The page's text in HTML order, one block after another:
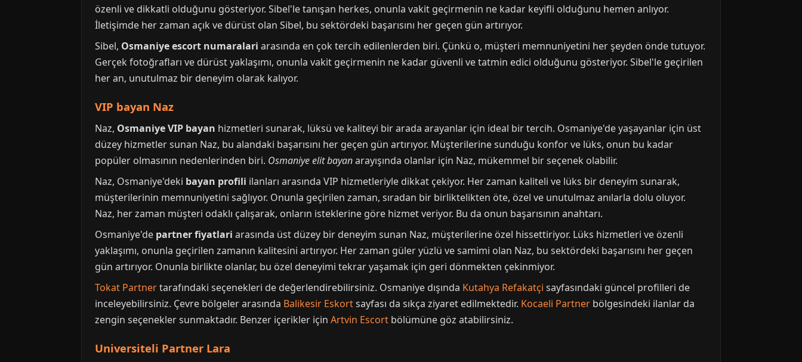
özenli ve dikkatli olduğunu gösteriyor. Sibel'le tanışan herkes, onunla vakit geçirmenin ne kadar keyifli olduğunu hemen anlıyor.
İletişimde her zaman açık ve dürüst olan Sibel, bu sektördeki başarısını her geçen gün artırıyor.
Sibel, Osmaniye escort numaralari arasında en çok tercih edilenlerden biri. Çünkü o, müşteri memnuniyetini her şeyden önde tutuyor.
Gerçek fotoğrafları ve dürüst yaklaşımı, onunla vakit geçirmenin ne kadar güvenli ve tatmin edici olduğunu gösteriyor. Sibel'le geçirilen
her an, unutulmaz bir deneyim olarak kalıyor.
VIP bayan Naz
Naz, Osmaniye VIP bayan hizmetleri sunarak, lüksü ve kaliteyi bir arada arayanlar için ideal bir tercih. Osmaniye'de yaşayanlar için üst
düzey hizmetler sunan Naz, bu alandaki başarısını her geçen gün artırıyor. Müşterilerine sunduğu konfor ve lüks, onun bu kadar
popüler olmasının nedenlerinden biri. Osmaniye elit bayanarayışında olanlar için Naz, mükemmel bir seçenek olabilir.
Naz, Osmaniye'deki bayan profili ilanları arasında VIP hizmetleriyle dikkat çekiyor. Her zaman kaliteli ve lüks bir deneyim sunarak,
müşterilerinin memnuniyetini sağlıyor. Onunla geçirilen zaman, sıradan bir birliktelikten öte, özel ve unutulmaz anılarla dolu oluyor.
Naz, her zaman müşteri odaklı çalışarak, onların isteklerine göre hizmet veriyor. Bu da onun başarısının anahtarı.
Osmaniye'de partner fiyatlari arasında üst düzey bir deneyim sunan Naz, müşterilerine özel hissettiriyor. Lüks hizmetleri ve özenli
yaklaşımı, onunla geçirilen zamanın kalitesini artırıyor. Her zaman güler yüzlü ve samimi olan Naz, bu sektördeki başarısını her geçen
gün artırıyor. Onunla birlikte olanlar, bu özel deneyimi tekrar yaşamak için geri dönmekten çekinmiyor.
Tokat Partnertarafındaki seçenekleri de değerlendirebilirsiniz. Osmaniye dışında Kutahya Refakatçi sayfasındaki güncel profilleri de
inceleyebilirsiniz. Çevre bölgeler arasında Balikesir Eskortsayfası da sıkça ziyaret edilmektedir. Kocaeli Partner bölgesindeki ilanlar da
zengin seçenekler sunmaktadır. Benzer içerikler için Artvin Escort bölümüne göz atabilirsiniz.
Universiteli Partner Lara